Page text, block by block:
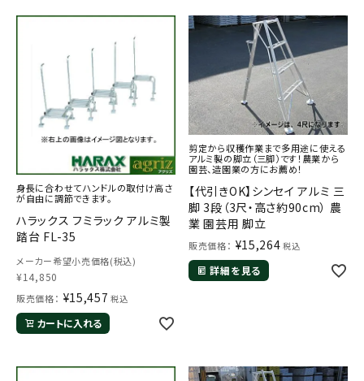
身長に合わせてハンドルの取付け高さ
が自由に調節できます。
ハラックス フミラック アルミ製
踏台 FL-35
メーカー希望小売価格(税込)
¥14,850
販売価格： ¥15,457 税込
カートに入れる
剪定から収穫作業まで多用途に使える
アルミ製の脚立（三脚）です！農業から
園芸、造園業の方にお薦め！
【代引きOK】シンセイ アルミ 三
脚 3段（3尺・高さ約90cm） 農
業 園芸用 脚立
販売価格： ¥15,264 税込
詳細を見る